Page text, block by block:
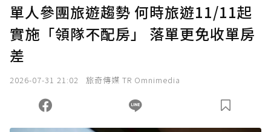
單人參團旅遊趨勢 何時旅遊11/11起
實施「領隊不配房」 落單更免收單房
差
2026-07-31 21:02 旅奇傳媒 TR Omnimedia